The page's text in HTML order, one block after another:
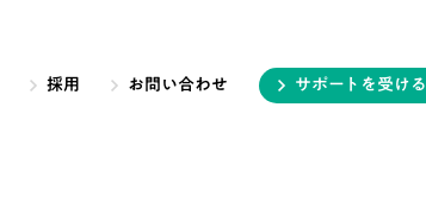
採用 お問い合わせ サポートを受ける